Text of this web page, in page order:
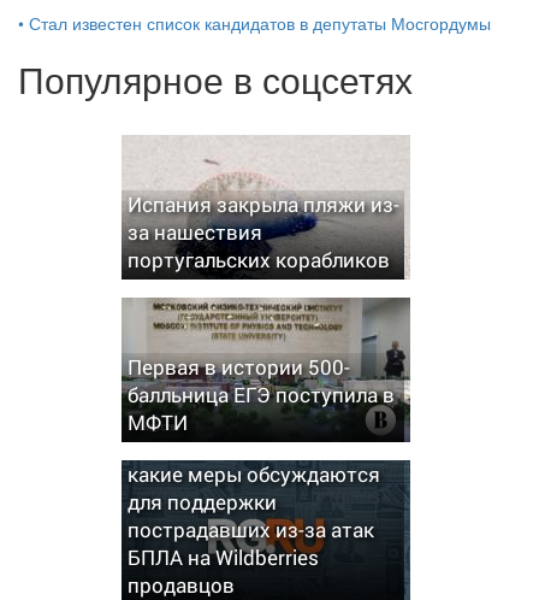
• Стал известен список кандидатов в депутаты Мосгордумы
Популярное в соцсетях
Испания закрыла пляжи из-
за нашествия
португальских корабликов
Первая в истории 500-
балльница ЕГЭ поступила в
МФТИ
В Минфине рассказали,
какие меры обсуждаются
для поддержки
пострадавших из-за атак
БПЛА на Wildberries
продавцов